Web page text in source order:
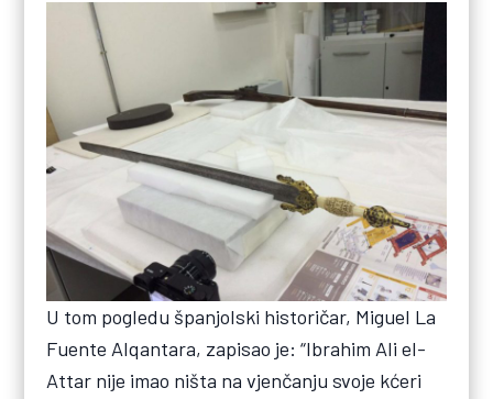
U tom pogledu španjolski historičar, Miguel La
Fuente Alqantara, zapisao je: “Ibrahim Ali el-
Attar nije imao ništa na vjenčanju svoje kćeri